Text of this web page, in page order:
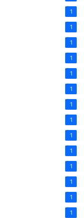
1
1
1
1
1
1
1
1
1
1
1
1
1
1